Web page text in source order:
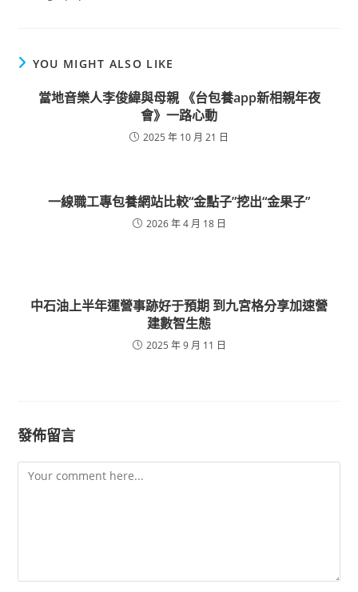
YOU MIGHT ALSO LIKE
當地音樂人李俊緯與母親 《台包養app新相親年夜
會》一路心動
2025 年 10 月 21 日
一線職工專包養網站比較“金點子”挖出“金果子”
2026 年 4 月 18 日
中石油上半年運營事跡好于預期 到九宮格分享加速營
建數智生態
2025 年 9 月 11 日
發佈留言
Comment